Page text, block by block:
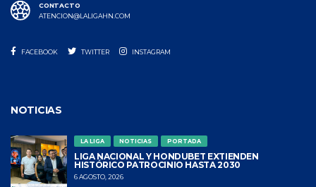
CONTACTO
ATENCION@LALIGAHN.COM
FACEBOOK TWITTER INSTAGRAM
NOTICIAS
LA LIGA NOTICIAS PORTADA
LIGA NACIONAL Y HONDUBET EXTIENDEN
HISTÓRICO PATROCINIO HASTA 2030
6 AGOSTO, 2026